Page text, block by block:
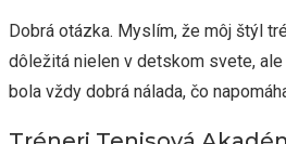
Dobrá otázka. Myslím, že môj štýl
dôležitá nielen v detskom svete, ale
bola vždy dobrá nálada, čo